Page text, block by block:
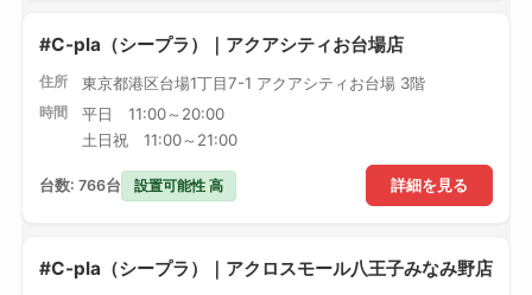
#C-pla（シープラ）｜アクアシティお台場店
住所 東京都港区台場1丁目7-1 アクアシティお台場 3階
時間
平日 11:00～20:00
土日祝 11:00～21:00
詳細を見る
台数: 766台 設置可能性 高
#C-pla（シープラ）｜アクロスモール八王子みなみ野店